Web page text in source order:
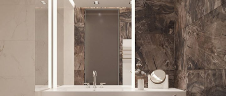
Art Family Residence
ARCHITECTURE